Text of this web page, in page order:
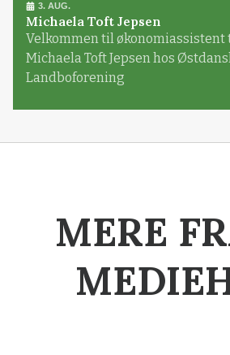
3. AUG.
Michaela Toft Jepsen
Velkommen til økonomiassistent
Michaela Toft Jepsen hos
Landboforening
MERE